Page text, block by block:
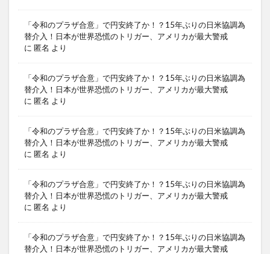
「令和のプラザ合意」で円安終了か！？15年ぶりの日米協調為
替介入！日本が世界恐慌のトリガー、アメリカが最大警戒
に 匿名 より
「令和のプラザ合意」で円安終了か！？15年ぶりの日米協調為
替介入！日本が世界恐慌のトリガー、アメリカが最大警戒
に 匿名 より
「令和のプラザ合意」で円安終了か！？15年ぶりの日米協調為
替介入！日本が世界恐慌のトリガー、アメリカが最大警戒
に 匿名 より
「令和のプラザ合意」で円安終了か！？15年ぶりの日米協調為
替介入！日本が世界恐慌のトリガー、アメリカが最大警戒
に 匿名 より
「令和のプラザ合意」で円安終了か！？15年ぶりの日米協調為
替介入！日本が世界恐慌のトリガー、アメリカが最大警戒